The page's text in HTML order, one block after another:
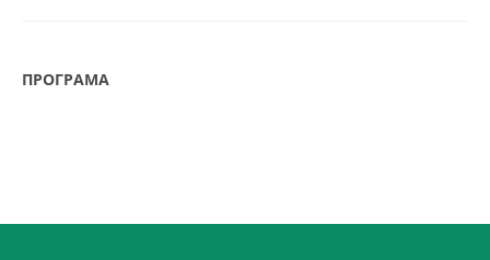
ПРОГРАМА